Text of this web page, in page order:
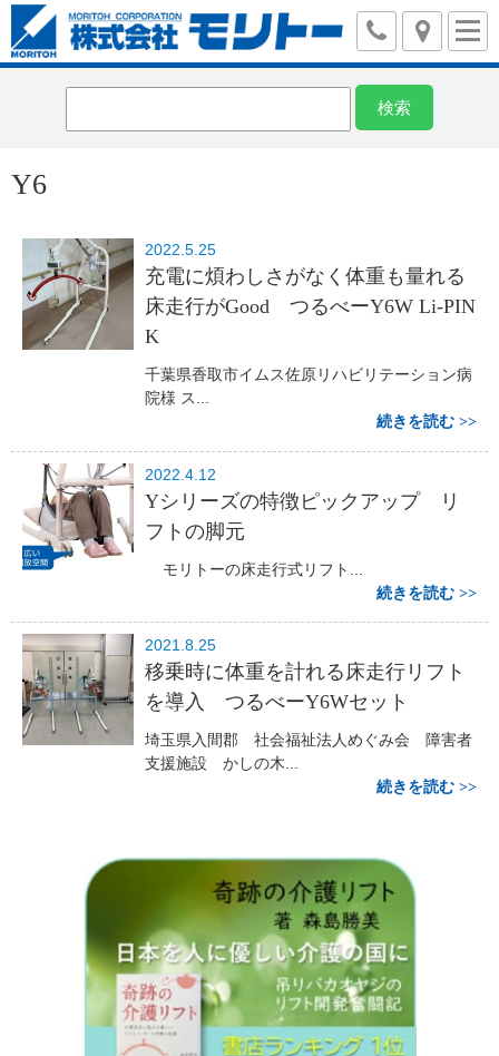
Y6
2022.5.25
充電に煩わしさがなく体重も量れる
床走行がGood つるべーY6W Li-PIN
K
千葉県香取市イムス佐原リハビリテーション病
院様 ス...
続きを読む
2022.4.12
Yシリーズの特徴ピックアップ リ
フトの脚元
モリトーの床走行式リフト...
続きを読む
2021.8.25
移乗時に体重を計れる床走行リフト
を導入 つるべーY6Wセット
埼玉県入間郡 社会福祉法人めぐみ会 障害者
支援施設 かしの木...
続きを読む